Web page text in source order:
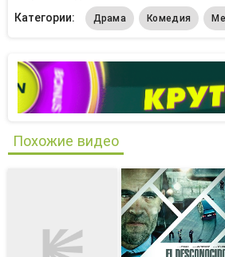
Категории:
Драма Комедия
Похожие видео